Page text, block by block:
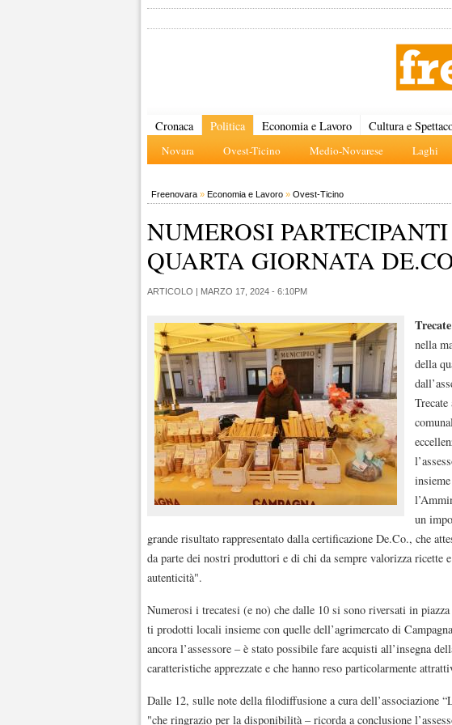
Cronaca Politica
Novara Ovest-Ticino Medio-Novarese Laghi
Economia e Lavoro Cultura e
Freenovara » Economia e Lavoro » Ovest-Ticino
NUMEROSI
QUARTA GIORNATA
ARTICOLO | MARZO 17, 2024 - 6:10PM
Trecate
nella
della
un
grande risultato rappresentato dalla certificazione De.Co., che
da parte dei nostri produttori e di chi da sempre valorizza
autenticità".
Numerosi i trecatesi (e no) che dalle 10 si sono riversati in
ti prodotti locali insieme con quelle dell’agrimercato di
ancora l’assessore – è stato possibile fare acquisti all’insegna
caratteristiche apprezzate e che hanno reso particolarmente
Dalle 12, sulle note della filodiffusione a cura dell’associazione
"che ringrazio per la disponibilità – ricorda a conclusione